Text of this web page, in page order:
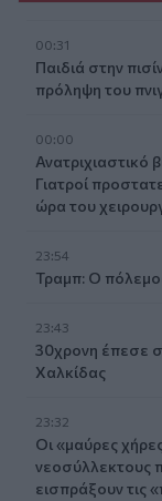
00:31
Παιδιά στην
πρόληψη του
00:00
Ανατριχιαστικό
Γιατροί
ώρα του
23:54
Τραμπ: Ο
23:43
30χρονη έπεσε
Χαλκίδας
23:32
Οι «μαύρες
νεοσύλλεκτους
εισπράξουν τις